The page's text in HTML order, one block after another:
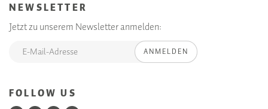
NEWSLETTER
Jetzt zu unserem Newsletter anmelden:
ANMELDEN
FOLLOW US